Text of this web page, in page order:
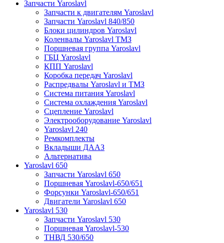
Запчасти Yaroslavl
Запчасти к двигателям Yaroslavl
Запчасти Yaroslavl 840/850
Блоки цилиндров Yaroslavl
Коленвалы Yaroslavl ТМЗ
Поршневая группа Yaroslavl
ГБЦ Yaroslavl
КПП Yaroslavl
Коробка передач Yaroslavl
Распредвалы Yaroslavl и ТМЗ
Система питания Yaroslavl
Система охлаждения Yaroslavl
Сцепление Yaroslavl
Электрооборудование Yaroslavl
Yaroslavl 240
Ремкомплекты
Вкладыши ДААЗ
Альтернатива
Yaroslavl 650
Запчасти Yaroslavl 650
Поршневая Yaroslavl-650/651
Форсунки Yaroslavl-650/651
Двигатели Yaroslavl 650
Yaroslavl 530
Запчасти Yaroslavl 530
Поршневая Yaroslavl-530
ТНВД 530/650